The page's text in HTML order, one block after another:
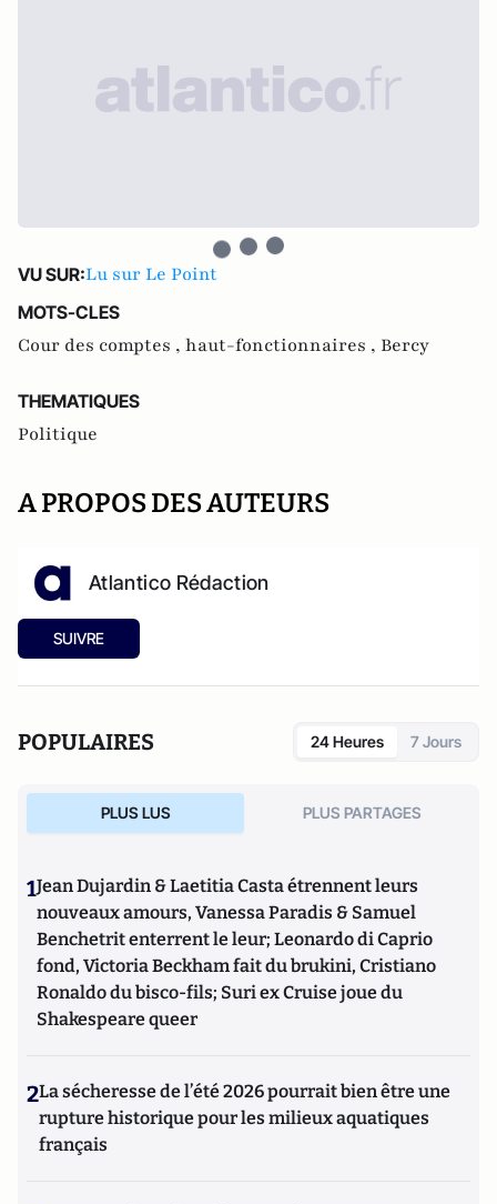
VU SUR:Lu sur Le Point
MOTS-CLES
Cour des comptes , haut-fonctionnaires , Bercy
THEMATIQUES
Politique
A PROPOS DES AUTEURS
Atlantico Rédaction
SUIVRE
POPULAIRES 24 Heures 7 Jours
PLUS LUS PLUS PARTAGES
1Jean Dujardin & Laetitia Casta étrennent leurs
nouveaux amours, Vanessa Paradis & Samuel
Benchetrit enterrent le leur; Leonardo di Caprio
fond, Victoria Beckham fait du brukini, Cristiano
Ronaldo du bisco-fils; Suri ex Cruise joue du
Shakespeare queer
2La sécheresse de l’été 2026 pourrait bien être une
rupture historique pour les milieux aquatiques
français